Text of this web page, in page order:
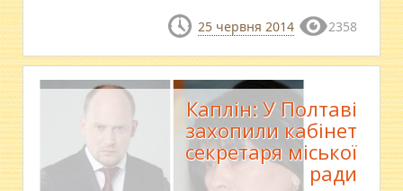
25 червня 2014 2358
Каплін: У Полтаві
захопили кабінет
секретаря міської
ради